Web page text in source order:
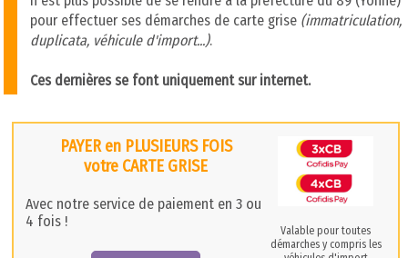
pour effectuer ses démarches de carte grise (immatriculation,
duplicata, véhicule d'import...).
Ces dernières se font uniquement sur internet.
PAYER en PLUSIEURS FOIS
votre CARTE GRISE
Avec notre service de paiement en 3 ou
4 fois !
Valable pour toutes
démarches y compris les